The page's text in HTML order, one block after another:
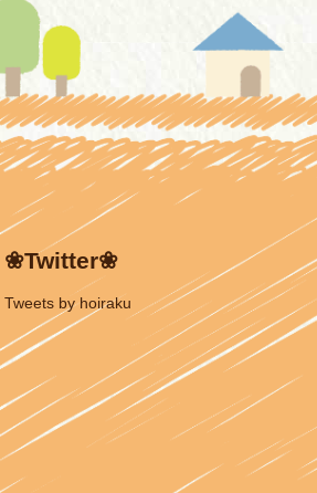
❀Twitter❀
Tweets by hoiraku